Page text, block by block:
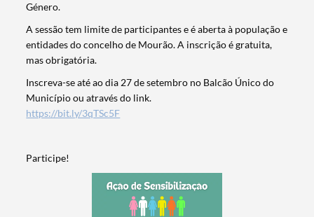
Género.
A sessão tem limite de participantes e é aberta à população e
entidades do concelho de Mourão. A inscrição é gratuita,
mas obrigatória.
Inscreva-se até ao dia 27 de setembro no Balcão Único do
Município ou através do link.
https://bit.ly/3qTSc5F
Participe!